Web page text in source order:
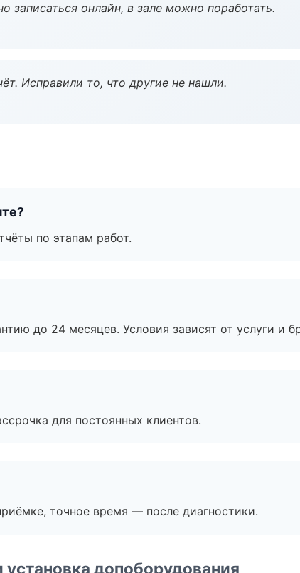
онлайн, в зале можно поработать.
Исправили то, что другие не нашли.
по этапам работ.
до 24 месяцев. Условия зависят от услуги и
для постоянных клиентов.
точное время — после диагностики.
допоборудования